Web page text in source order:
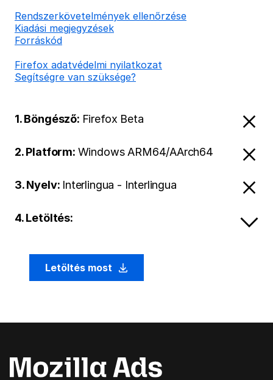
Rendszerkövetelmények ellenőrzése
Kiadási megjegyzések
Forráskód
Firefox adatvédelmi nyilatkozat
Segítségre van szüksége?
1. Böngésző: Firefox Beta
2. Platform: Windows ARM64/AArch64
3. Nyelv: Interlingua - Interlingua
4. Letöltés:
Letöltés most